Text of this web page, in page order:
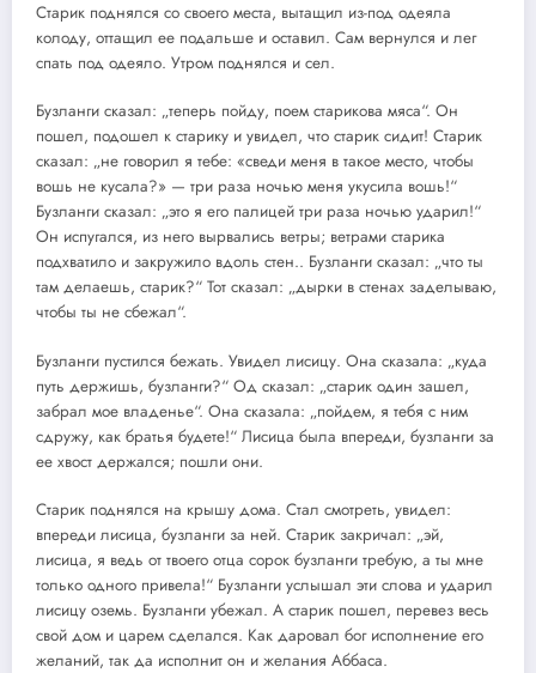
Старик поднялся со своего места, вытащил из-под одеяла
колоду, оттащил ее подальше и оставил. Сам вернулся и лег
спать под одеяло. Утром поднялся и сел.
Бузланги сказал: „теперь пойду, поем старикова мяса“. Он
пошел, подошел к старику и увидел, что старик сидит! Старик
сказал: „не говорил я тебе: «сведи меня в такое место, чтобы
вошь не кусала?» — три раза ночью меня укусила вошь!“
Бузланги сказал: „это я его палицей три раза ночью ударил!“
Он испугался, из него вырвались ветры; ветрами старика
подхватило и закружило вдоль стен.. Бузланги сказал: „что ты
там делаешь, старик?“ Тот сказал: „дырки в стенах заделываю,
чтобы ты не сбежал“.
Бузланги пустился бежать. Увидел лисицу. Она сказала: „куда
путь держишь, бузланги?“ Од сказал: „старик один зашел,
забрал мое владенье“. Она сказала: „пойдем, я тебя с ним
сдружу, как братья будете!“ Лисица была впереди, бузланги за
ее хвост держался; пошли они.
Старик поднялся на крышу дома. Стал смотреть, увидел:
впереди лисица, бузланги за ней. Старик закричал: „эй,
лисица, я ведь от твоего отца сорок бузланги требую, а ты мне
только одного привела!“ Бузланги услышал эти слова и ударил
лисицу оземь. Бузланги убежал. А старик пошел, перевез весь
свой дом и царем сделался. Как даровал бог исполнение его
желаний, так да исполнит он и желания Аббаса.